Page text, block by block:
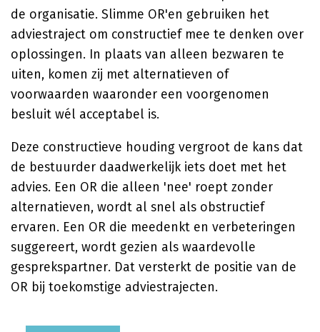
de organisatie. Slimme OR'en gebruiken het
adviestraject om constructief mee te denken over
oplossingen. In plaats van alleen bezwaren te
uiten, komen zij met alternatieven of
voorwaarden waaronder een voorgenomen
besluit wél acceptabel is.
Deze constructieve houding vergroot de kans dat
de bestuurder daadwerkelijk iets doet met het
advies. Een OR die alleen 'nee' roept zonder
alternatieven, wordt al snel als obstructief
ervaren. Een OR die meedenkt en verbeteringen
suggereert, wordt gezien als waardevolle
gesprekspartner. Dat versterkt de positie van de
OR bij toekomstige adviestrajecten.